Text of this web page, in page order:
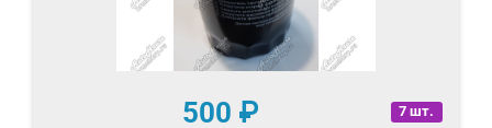
7 шт.
500 ₽